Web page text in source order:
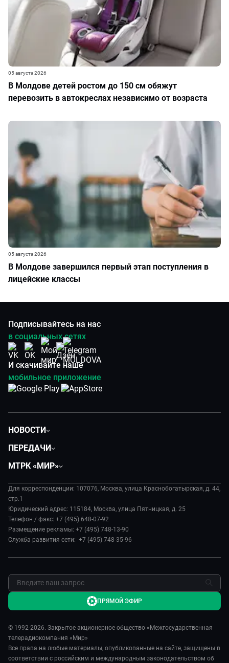
В Молдове детей ростом до 150 см обяжут
перевозить в автокреслах независимо от возраста
05 августа 2026
В Молдове завершился первый этап поступления в
лицейские классы
05 августа 2026
Подписывайтесь на нас
в социальных сетях
И скачивайте наше
мобильное приложение
НОВОСТИ
Экономика
Происшествия
Культура
ПЕРЕДАЧИ
Евразия. Культурно
Евразия. Регионы
Наши иностранцы
Пять причин поехать в...
Я – волонтер
МТРК «МИР»
История
Руководство
Новости
Пресса о нас
Обратная связь
Для корреспонденции: 107076, Москва, улица Краснобогатырская, д. 44,
стр.1
Юридический адрес: 115184, Москва, улица Пятницкая, д. 25
Телефон / факс: +7 (495) 648-07-92
Размещение рекламы: +7 (495) 748-13-90
Служба развития сети: +7 (495) 748-35-96
© 1992-2026. Закрытое акционерное общество «Межгосударственная
телерадиокомпания «Мир»
Все права на любые материалы, опубликованные на сайте, защищены в
соответствии с российским и международным законодательством об
ПРЯМОЙ ЭФИР